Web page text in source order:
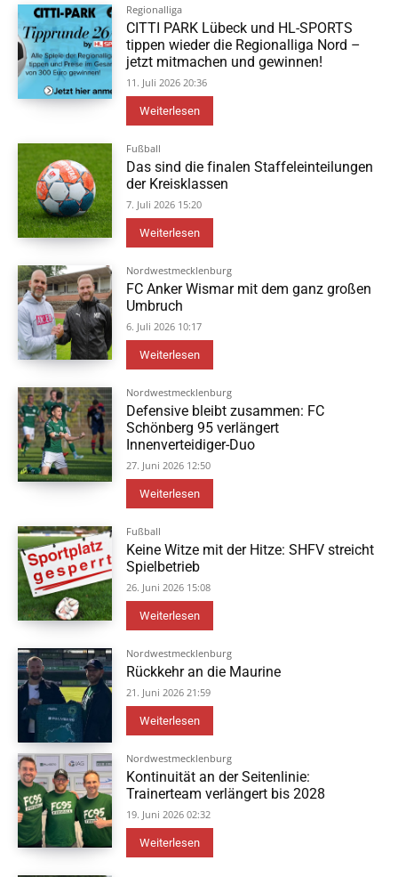
Regionalliga
CITTI PARK Lübeck und HL-SPORTS
tippen wieder die Regionalliga Nord –
jetzt mitmachen und gewinnen!
11. Juli 2026 20:36
Weiterlesen
Fußball
Das sind die finalen Staffeleinteilungen
der Kreisklassen
7. Juli 2026 15:20
Weiterlesen
Nordwestmecklenburg
FC Anker Wismar mit dem ganz großen
Umbruch
6. Juli 2026 10:17
Weiterlesen
Nordwestmecklenburg
Defensive bleibt zusammen: FC
Schönberg 95 verlängert
Innenverteidiger-Duo
27. Juni 2026 12:50
Weiterlesen
Fußball
Keine Witze mit der Hitze: SHFV streicht
Spielbetrieb
26. Juni 2026 15:08
Weiterlesen
Nordwestmecklenburg
Rückkehr an die Maurine
21. Juni 2026 21:59
Weiterlesen
Nordwestmecklenburg
Kontinuität an der Seitenlinie:
Trainerteam verlängert bis 2028
19. Juni 2026 02:32
Weiterlesen